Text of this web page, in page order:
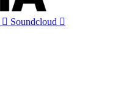
Soundcloud